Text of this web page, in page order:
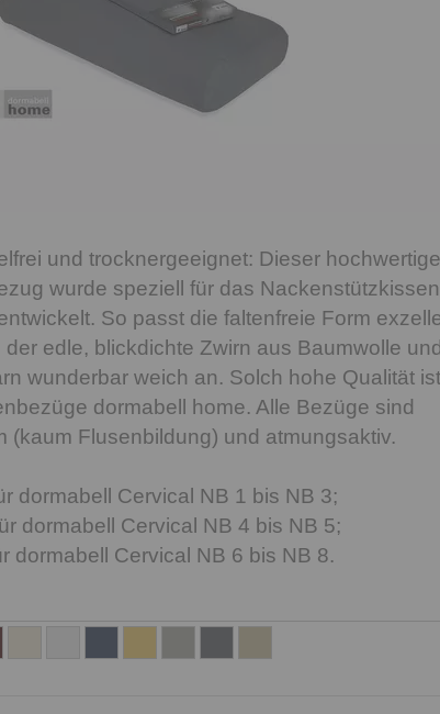
und trocknergeeignet: Dieser hochwertige
wurde speziell für das Nackenstützkissen
So passt die faltenfreie Form
edle, blickdichte Zwirn aus Baumwolle und
wunderbar weich an. Solch hohe Qualität ist
dormabell home. Alle Bezüge sind
(kaum Flusenbildung) und atmungsaktiv.
dormabell Cervical NB 1 bis NB 3;
dormabell Cervical NB 4 bis NB 5;
dormabell Cervical NB 6 bis NB 8.